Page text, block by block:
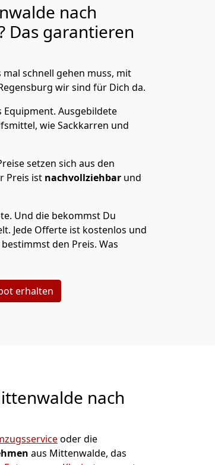
nach
Das garantieren
mal schnell gehen muss, mit
wir sind für Dich da.
Equipment. Ausgebildete
wie Sackkarren und
setzen sich aus den
Preis ist nachvollziehbar und
Und die bekommst Du
Jede Offerte ist kostenlos und
den Preis. Was
erhalten
nach
oder die
aus Mittenwalde, das